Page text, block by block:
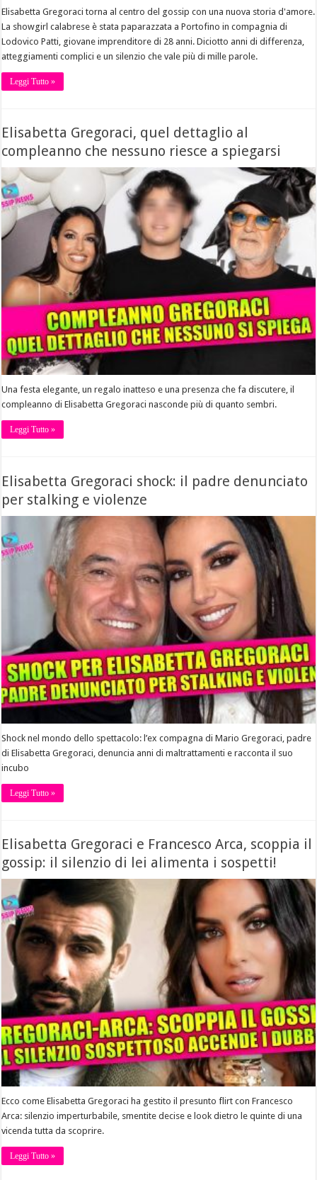
Elisabetta Gregoraci torna al centro del gossip con una nuova storia d'amore.
La showgirl calabrese è stata paparazzata a Portofino in compagnia di
Lodovico Patti, giovane imprenditore di 28 anni. Diciotto anni di differenza,
atteggiamenti complici e un silenzio che vale più di mille parole.
Leggi Tutto »
Elisabetta Gregoraci, quel dettaglio al
compleanno che nessuno riesce a spiegarsi
Una festa elegante, un regalo inatteso e una presenza che fa discutere, il
compleanno di Elisabetta Gregoraci nasconde più di quanto sembri.
Leggi Tutto »
Elisabetta Gregoraci shock: il padre denunciato
per stalking e violenze
Shock nel mondo dello spettacolo: l’ex compagna di Mario Gregoraci, padre
di Elisabetta Gregoraci, denuncia anni di maltrattamenti e racconta il suo
incubo
Leggi Tutto »
Elisabetta Gregoraci e Francesco Arca, scoppia il
gossip: il silenzio di lei alimenta i sospetti!
Ecco come Elisabetta Gregoraci ha gestito il presunto flirt con Francesco
Arca: silenzio imperturbabile, smentite decise e look dietro le quinte di una
vicenda tutta da scoprire.
Leggi Tutto »